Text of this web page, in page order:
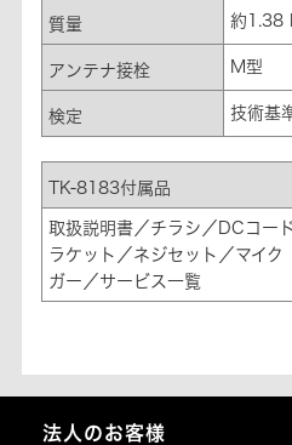
質量 約1.38
アンテナ接栓 M型
検定 技術基
TK-8183付属品
取扱説明書／チラシ／DCコー
ラケット／ネジセット／マイ
ガー／サービス一覧
法人のお客様